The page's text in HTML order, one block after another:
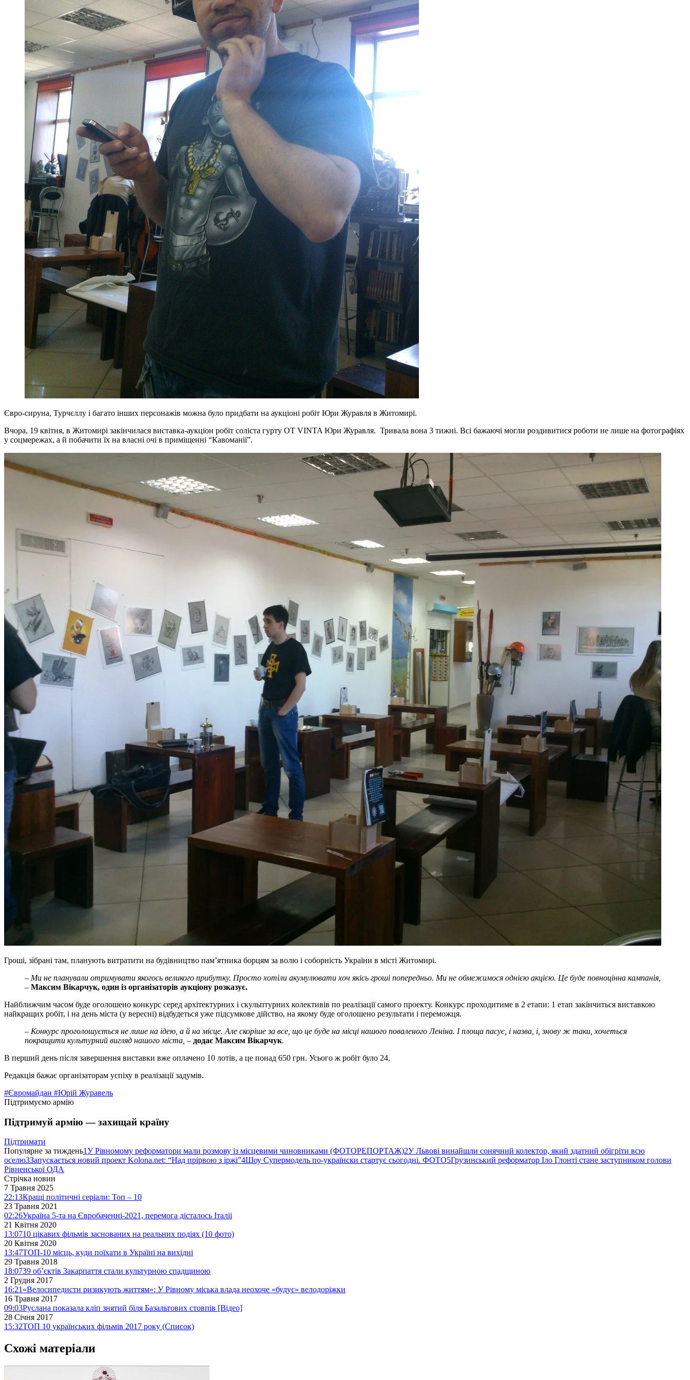
Євро-сируна, Турчєллу і багато інших персонажів можна було придбати на аукціоні робіт Юри Журавля в Житомирі.
Вчора, 19 квітня, в Житомирі закінчилася виставка-аукціон робіт соліста гурту OT VINTA Юри Журавля. Тривала вона 3 тижні. Всі бажаючі могли роздивитися роботи не лише на фотографіях
у соцмережах, а й побачити їх на власні очі в приміщенні “Кавоманії”.
Гроші, зібрані там, планують витратити на будівництво пам’ятника борцям за волю і соборність України в місті Житомирі.
– Ми не планували отримувати якогось великого прибутку. Просто хотіли акумулювати хоч якісь гроші попередньо. Ми не обмежимося однією акцією. Це буде повноцінна кампанія,
– Максим Вікарчук, один із організаторів аукціону розказує.
Найближчим часом буде оголошено конкурс серед архітектурних і скульптурних колективів по реалізації самого проекту. Конкурс проходитиме в 2 етапи: 1 етап закінчиться виставкою
найкращих робіт, і на день міста (у вересні) відбудеться уже підсумкове дійство, на якому буде оголошено результати і переможця.
– Конкурс проголошується не лише на ідею, а й на місце. Але скоріше за все, що це буде на місці нашого поваленого Леніна. І площа пасує, і назва, і, знову ж таки, хочеться
покращити культурний вигляд нашого міста, – додає Максим Вікарчук.
В перший день після завершення виставки вже оплачено 10 лотів, а це понад 650 грн. Усього ж робіт було 24.
Редакція бажає організаторам успіху в реалізації задумів.
#Євромайдан #Юрій Журавель
Підтримуємо армію
Підтримуй армію — захищай країну
Підтримати
Популярне за тиждень1У Рівномому реформатори мали розмову із місцевими чиновниками (ФОТОРЕПОРТАЖ)2У Львові винайшли сонячний колектор, який здатний обігріти всю
оселю3Запускається новий проект Kolona.net: “Над прірвою з іржі”4Шоу Супермодель по-українски стартує сьогодні. ФОТО5Грузинський реформатор Іло Глонті стане заступником голови
Рівненської ОДА
Стрічка новин
7 Травня 2025
22:13Кращі політичні серіали: Топ – 10
23 Травня 2021
02:26Україна 5-та на Євробаченні-2021, перемога дісталось Італіі
21 Квітня 2020
13:0710 цікавих фільмів заснованих на реальних подіях (10 фото)
20 Квітня 2020
13:47ТОП-10 місць, куди поїхати в Україні на вихідні
29 Травня 2018
18:0739 об’єктів Закарпаття стали культурною спадщиною
2 Грудня 2017
16:21 «Велосипедисти ризикують життям»: У Рівному міська влада неохоче «будує» велодоріжки
16 Травня 2017
09:03Руслана показала кліп знятий біля Базальтових стовпів [Відео]
28 Січня 2017
15:32ТОП 10 українських фільмів 2017 року (Список)
Схожі матеріали